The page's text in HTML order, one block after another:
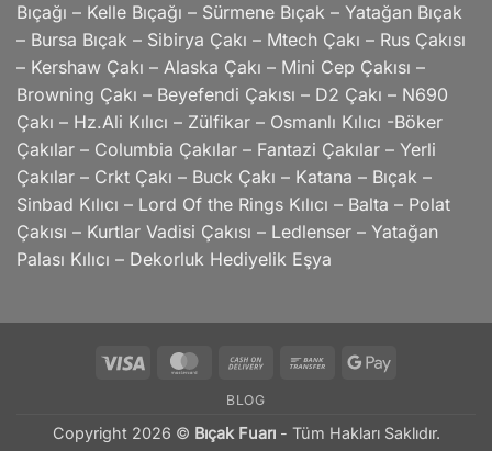
Bıçağı – Kelle Bıçağı – Sürmene Bıçak – Yatağan Bıçak
– Bursa Bıçak – Sibirya Çakı – Mtech Çakı – Rus Çakısı
– Kershaw Çakı – Alaska Çakı – Mini Cep Çakısı –
Browning Çakı – Beyefendi Çakısı – D2 Çakı – N690
Çakı – Hz.Ali Kılıcı – Zülfikar – Osmanlı Kılıcı -Böker
Çakılar – Columbia Çakılar – Fantazi Çakılar – Yerli
Çakılar – Crkt Çakı – Buck Çakı – Katana – Bıçak –
Sinbad Kılıcı – Lord Of the Rings Kılıcı – Balta – Polat
Çakısı – Kurtlar Vadisi Çakısı – Ledlenser – Yatağan
Palası Kılıcı – Dekorluk Hediyelik Eşya
Visa MasterCardCash
Bank
Google
BLOG
Copyright 2026 © Bıçak Fuarı- Tüm Hakları Saklıdır.